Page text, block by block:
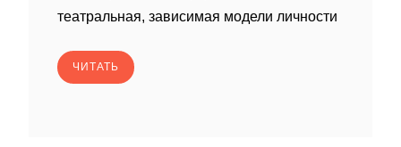
театральная, зависимая модели личности
ЧИТАТЬ